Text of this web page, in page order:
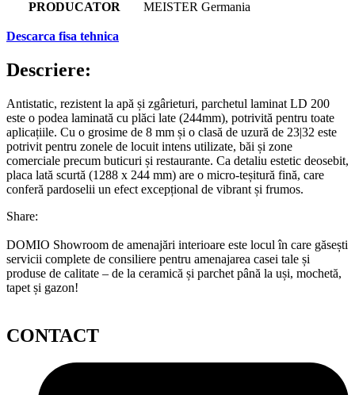
PRODUCATOR MEISTER Germania
Descarca fisa tehnica
Descriere:
Antistatic, rezistent la apă și zgârieturi, parchetul laminat LD 200
este o podea laminată cu plăci late (244mm), potrivită pentru toate
aplicațiile. Cu o grosime de 8 mm și o clasă de uzură de 23|32 este
potrivit pentru zonele de locuit intens utilizate, băi și zone
comerciale precum buticuri și restaurante. Ca detaliu estetic deosebit,
placa lată scurtă (1288 x 244 mm) are o micro-teșitură fină, care
conferă pardoselii un efect excepțional de vibrant și frumos.
Share:
DOMIO Showroom de amenajări interioare este locul în care găsești
servicii complete de consiliere pentru amenajarea casei tale și
produse de calitate – de la ceramică și parchet până la uși, mochetă,
tapet și gazon!
CONTACT